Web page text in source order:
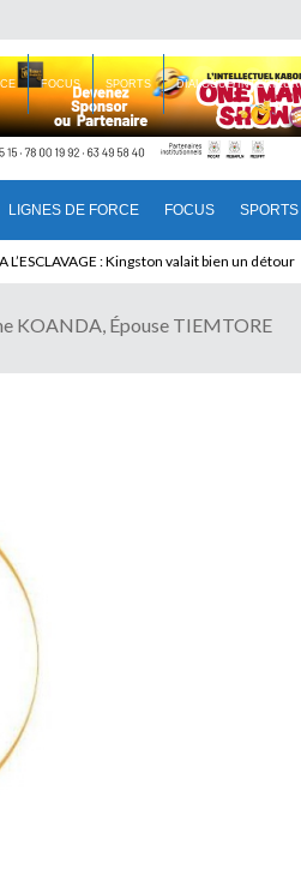
LIGNES DE FORCE FOCUS SPORTS
FOCUS SPORTS DIALOGUE INTERIEUR
Patrice quitte le pouvoir sans partir !
KOANDA, Épouse TIEMTORE